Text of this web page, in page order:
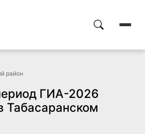
район
ГИА-2026
Табасаранском